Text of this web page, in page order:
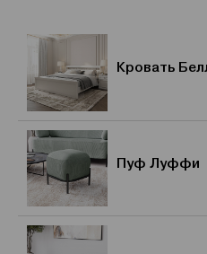
Кровать
Пуф Луффи